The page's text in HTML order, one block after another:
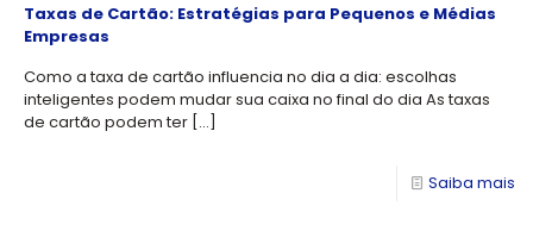
Taxas de Cartão: Estratégias para Pequenos e Médias
Empresas
Como a taxa de cartão influencia no dia a dia: escolhas
inteligentes podem mudar sua caixa no final do dia As taxas
de cartão podem ter […]
Saiba mais